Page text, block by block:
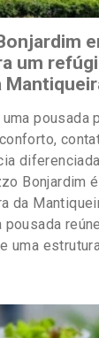
um
pousada
Bonjardim
da
uma